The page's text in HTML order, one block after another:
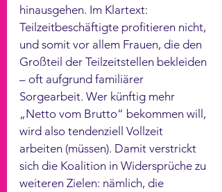
hinausgehen. Im Klartext:
Teilzeitbeschäftigte profitieren nicht,
und somit vor allem Frauen, die den
Großteil der Teilzeitstellen bekleiden
– oft aufgrund familiärer
Sorgearbeit. Wer künftig mehr
„Netto vom Brutto“ bekommen will,
wird also tendenziell Vollzeit
arbeiten (müssen). Damit verstrickt
sich die Koalition in Widersprüche zu
weiteren Zielen: nämlich, die